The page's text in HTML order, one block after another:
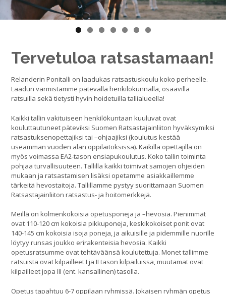
Tervetuloa ratsastamaan!
Relanderin Ponitalli on laadukas ratsastuskoulu koko perheelle.
Laadun varmistamme pätevällä henkilökunnalla, osaavilla
ratsuilla sekä tietysti hyvin hoidetuilla tallialueella!
Kaikki tallin vakituiseen henkilökuntaan kuuluvat ovat
kouluttautuneet päteviksi Suomen Ratsastajainliiton hyväksymiksi
ratsastuksenopettajiksi tai –ohjaajiksi (koulutus kestää
useamman vuoden alan oppilaitoksissa). Kaikilla opettajilla on
myös voimassa EA2-tason ensiapukoulutus. Koko tallin toiminta
pohjaa turvallisuuteen. Tallilla kaikki toimivat samojen ohjeiden
mukaan ja ratsastamisen lisäksi opetamme asiakkaillemme
tärkeitä hevostaitoja. Tallillamme pystyy suorittamaan Suomen
Ratsastajainliiton ratsastus- ja hoitomerkkejä.
Meillä on kolmenkokoisia opetusponeja ja –hevosia. Pienimmät
ovat 110-120 cm kokoisia pikkuponeja, keskikokoiset ponit ovat
140-145 cm kokoisia isoja poneja, ja aikuisille ja pidemmille nuorille
löytyy runsas joukko erirakenteisia hevosia. Kaikki
opetusratsumme ovat tehtäväänsä koulutettuja. Monet tallimme
ratsuista ovat kilpailleet I ja II tason kilpailuissa, muutamat ovat
kilpailleet jopa III (ent. kansallinen) tasolla.
Opetus tapahtuu 6-7 oppilaan ryhmissä. Jokaisen ryhmän opetus